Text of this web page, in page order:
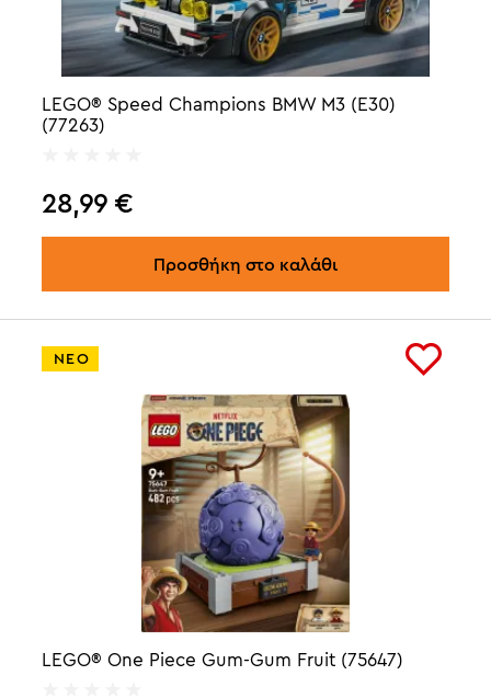
LEGO® Speed Champions BMW M3 (E30)
(77263)
28,99 €
Προσθήκη στο καλάθι
ΝΕΟ
LEGO® One Piece Gum-Gum Fruit (75647)